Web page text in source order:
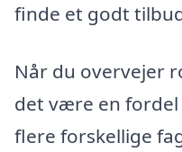
finde et godt
Når du overvejer
det være en
flere forskellige